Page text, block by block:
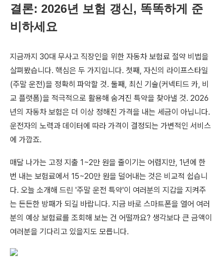
결론: 2026년 보험 갱신, 똑똑하게 준
비하세요
지금까지 30대 무사고 직장인을 위한 자동차 보험료 절약 비법을
살펴봤습니다. 핵심은 두 가지입니다. 첫째, 자신의 라이프스타일
(주말 운전)을 정확히 파악할 것. 둘째, 최신 기술(커넥티드 카, 비
교 플랫폼)을 적극적으로 활용해 숨겨진 특약을 찾아낼 것. 2026
년의 자동차 보험은 더 이상 정해진 가격을 내는 세금이 아닙니다.
운전자의 노력과 데이터에 따라 가격이 결정되는 가변적인 서비스
에 가깝죠.
매달 나가는 고정 지출 1~2만 원을 줄이기는 어렵지만, 1년에 한
번 내는 보험료에서 15~20만 원을 덜어내는 것은 비교적 쉽습니
다. 오늘 소개해 드린 '주말 운전 특약'이 여러분의 지갑을 지켜주
는 든든한 방패가 되길 바랍니다. 지금 바로 스마트폰을 열어 여러
분의 예상 보험료를 조회해 보는 건 어떨까요? 생각보다 큰 금액이
여러분을 기다리고 있을지도 모릅니다.